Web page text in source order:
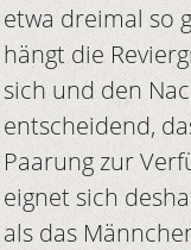
etwa dreimal so
hängt die
sich und den
entscheidend,
Paarung zur
eignet sich
als das